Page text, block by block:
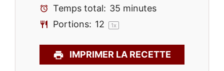
Temps total: 35 minutes
Portions: 12 1x
IMPRIMER LA RECETTE